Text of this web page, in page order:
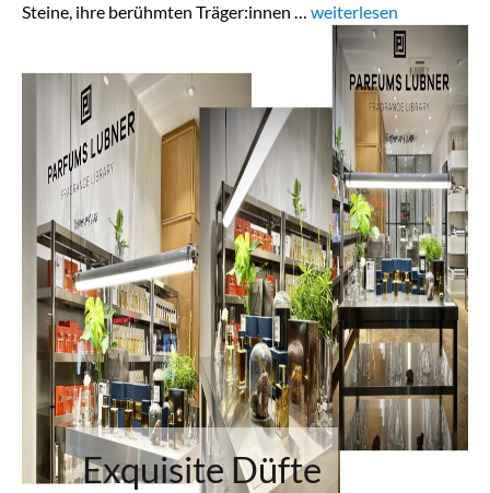
Steine, ihre berühmten Träger:innen … „Home“
weiterlesen
Exquisite Düfte